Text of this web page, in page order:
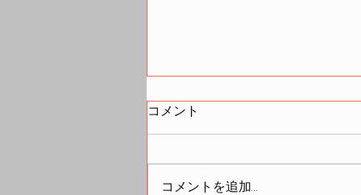
コメント
コメントを追加…